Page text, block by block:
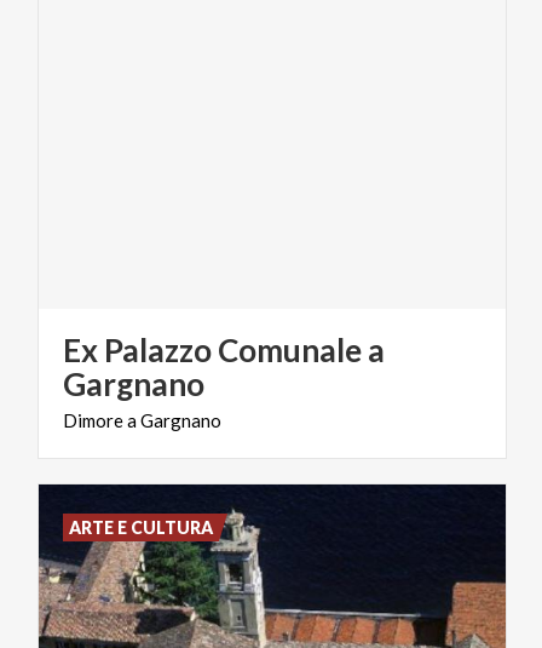
Ex Palazzo Comunale a
Gargnano
DimoreaGargnano
ARTE E CULTURA